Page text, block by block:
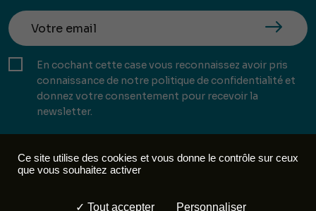
En cochant cette case vous reconnaissez avoir pris
connaissance de notre politique de confidentialité et
donnez votre consentement pour recevoir la
newsletter.
Ce site utilise des cookies et vous donne le contrôle sur ceux
que vous souhaitez activer
Tout accepter Personnaliser